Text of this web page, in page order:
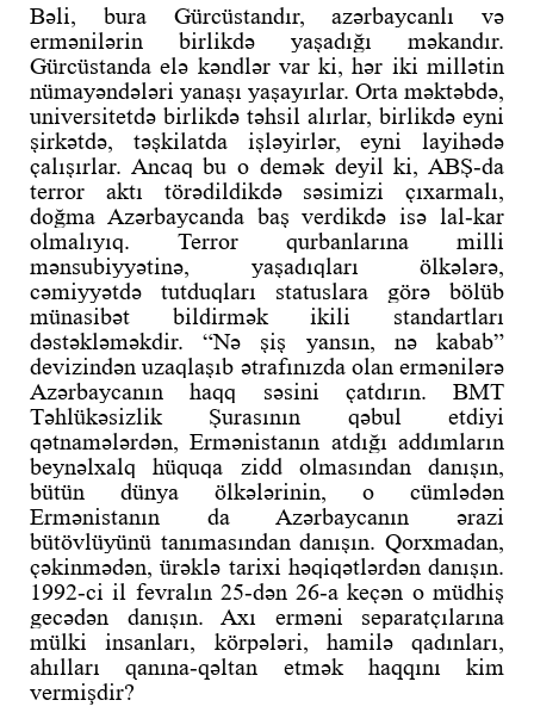
Bəli, bura Gürcüstandır, azərbaycanlı və
ermənilərin birlikdə yaşadığı məkandır.
Gürcüstanda elə kəndlər var ki, hər iki millətin
nümayəndələri yanaşı yaşayırlar. Orta məktəbdə,
universitetdə birlikdə təhsil alırlar, birlikdə eyni
şirkətdə, təşkilatda işləyirlər, eyni layihədə
çalışırlar. Ancaq bu o demək deyil ki, ABŞ-da
terror aktı törədildikdə səsimizi çıxarmalı,
doğma Azərbaycanda baş verdikdə isə lal-kar
olmalıyıq. Terror qurbanlarına milli
mənsubiyyətinə, yaşadıqları ölkələrə,
cəmiyyətdə tutduqları statuslara görə bölüb
münasibət bildirmək ikili standartları
dəstəkləməkdir. “Nə şiş yansın, nə kabab”
devizindən uzaqlaşıb ətrafınızda olan ermənilərə
Azərbaycanın haqq səsini çatdırın. BMT
Təhlükəsizlik Şurasının qəbul etdiyi
qətnamələrdən, Ermənistanın atdığı addımların
beynəlxalq hüquqa zidd olmasından danışın,
bütün dünya ölkələrinin, o cümlədən
Ermənistanın da Azərbaycanın ərazi
bütövlüyünü tanımasından danışın. Qorxmadan,
çəkinmədən, ürəklə tarixi həqiqətlərdən danışın.
1992-ci il fevralın 25-dən 26-a keçən o müdhiş
gecədən danışın. Axı erməni separatçılarına
mülki insanları, körpələri, hamilə qadınları,
ahılları qanına-qəltan etmək haqqını kim
vermişdir?